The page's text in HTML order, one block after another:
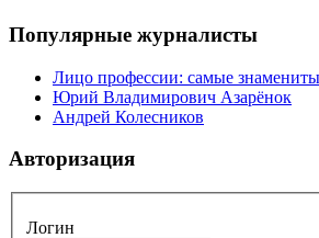
Популярные журналисты
Лицо профессии: самые
Юрий Владимирович Азарёнок
Андрей Колесников
Авторизация
Логин